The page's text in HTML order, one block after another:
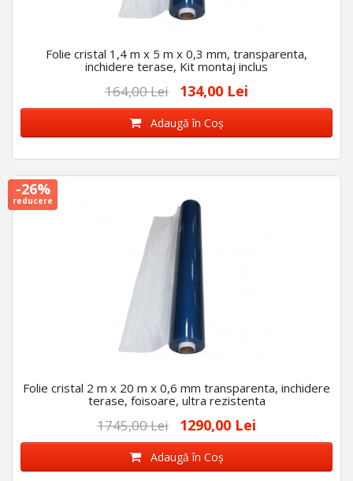
Folie cristal 1,4 m x 5 m x 0,3 mm, transparenta,
inchidere terase, Kit montaj inclus
164,00 Lei 134,00 Lei
Adaugă în Coş
-26%
reducere
Folie cristal 2 m x 20 m x 0,6 mm transparenta, inchidere
terase, foisoare, ultra rezistenta
1745,00 Lei 1290,00 Lei
Adaugă în Coş